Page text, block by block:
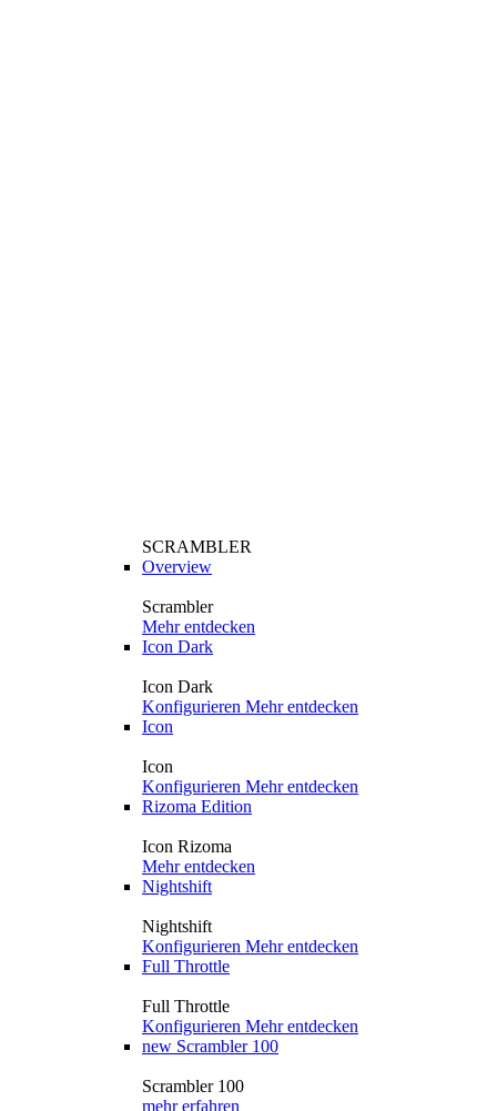
SCRAMBLER
Overview
Scrambler
Mehr entdecken
Icon Dark
Icon Dark
Konfigurieren Mehr entdecken
Icon
Icon
Konfigurieren Mehr entdecken
Rizoma Edition
Icon Rizoma
Mehr entdecken
Nightshift
Nightshift
Konfigurieren Mehr entdecken
Full Throttle
Full Throttle
Konfigurieren Mehr entdecken
new Scrambler 100
Scrambler 100
mehr erfahren